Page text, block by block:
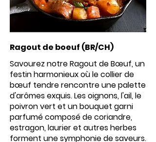
Ragout de boeuf (BR/CH)
Savourez notre Ragout de Bœuf, un
festin harmonieux où le collier de
bœuf tendre rencontre une palette
d'arômes exquis. Les oignons, l'ail, le
poivron vert et un bouquet garni
parfumé composé de coriandre,
estragon, laurier et autres herbes
forment une symphonie de saveurs.